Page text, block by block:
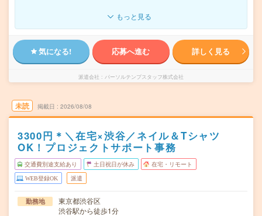
もっと見る
気になる! 応募へ進む 詳しく見る
派遣会社 パーソルテンプスタッフ株式会社
未読 掲載日 2026/08/08
3300円＊＼在宅×渋谷／ネイル＆Tシャツ
OK！プロジェクトサポート事務
交通費別途支給あり 土日祝日が休み 在宅・リモート
WEB登録OK 派遣
勤務地
東京都渋谷区
渋谷駅から徒歩1分